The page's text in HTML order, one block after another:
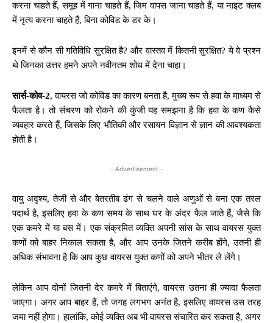
करना चाहते हैं, समूह में गाना चाहते हैं, जिम वापस जाना चाहते हैं, या नाइट क्लब
में नृत्य करना चाहते हैं, बिना कोविड के डर के।
इनमें से कौन सी गतिविधि सुरक्षित है? और वास्तव में कितनी सुरक्षित? ये वे प्रश्न
थे जिनका उत्तर हमने अपने नवीनतम शोध में देना चाहा।
सार्स-कोव-2, वायरस जो कोविड का कारण बनता है, मुख्य रूप से हवा के माध्यम से
फैलता है। तो संचरण को रोकने की कुंजी यह समझना है कि हवा के कण कैसे
व्यवहार करते हैं, जिसके लिए भौतिकी और रसायन विज्ञान से ज्ञान की आवश्यकता
होती है।
- Advertisement -
वायु अदृश्य, तेजी से और बेतरतीब ढंग से चलने वाले अणुओं से बना एक तरल
पदार्थ है, इसलिए हवा के कण समय के साथ घर के अंदर फैल जाते हैं, जैसे कि
एक कमरे में या बस में। एक संक्रमित व्यक्ति अपनी सांस के साथ वायरस युक्त
कणों को बाहर निकाल सकता है, और आप उनके जितने करीब होंगे, उतनी ही
अधिक संभावना है कि आप कुछ वायरस युक्त कणों को अपने भीतर ले लेंगे।
लेकिन आप दोनों जितनी देर कमरे में बिताएंगे, वायरस उतना ही ज्यादा फैलता
जाएगा। अगर आप बाहर हैं, तो जगह लगभग अनंत है, इसलिए वायरस उस तरह
जमा नहीं होगा। हालांकि, कोई व्यक्ति अब भी वायरस संचारित कर सकता है, अगर